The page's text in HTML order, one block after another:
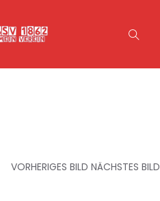
VORHERIGES BILD NÄCHSTES BILD